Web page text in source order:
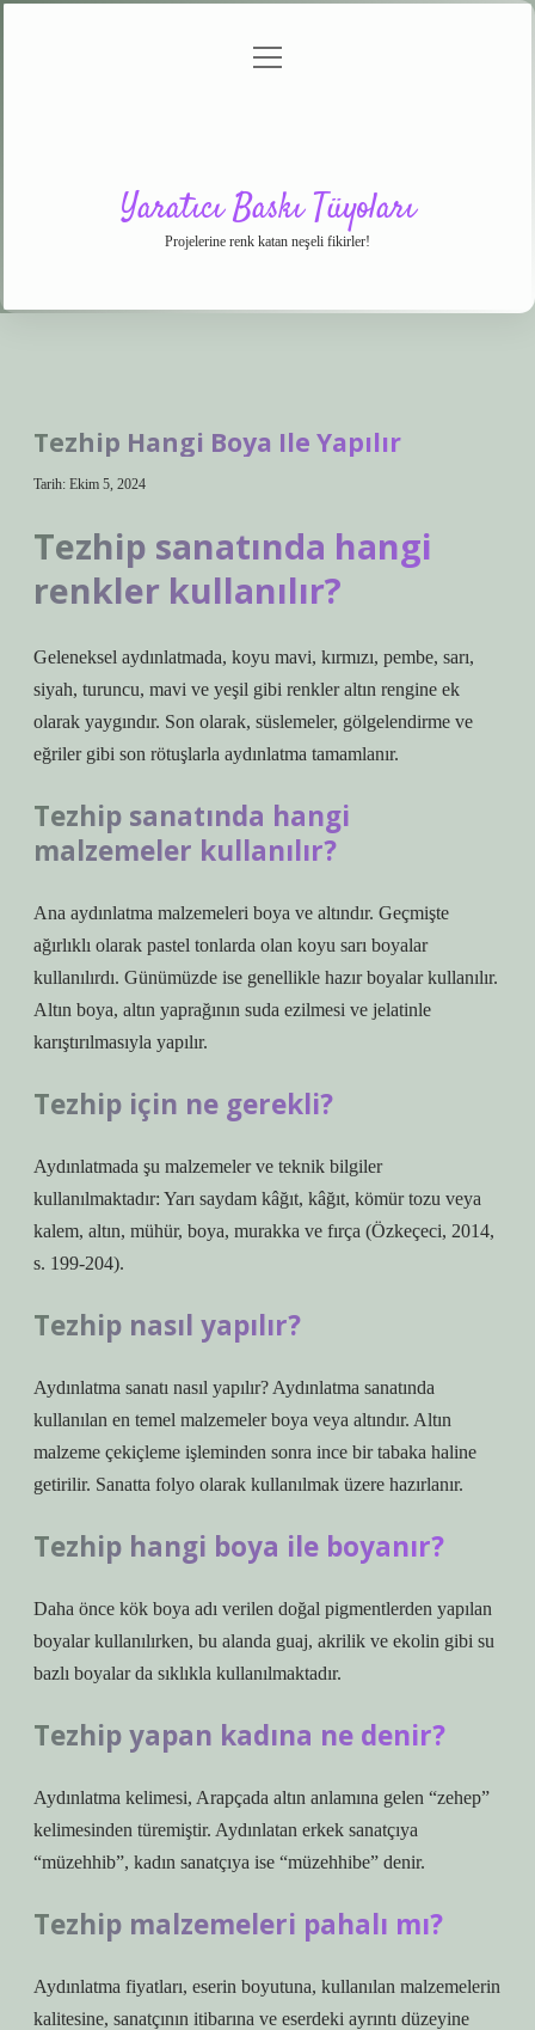
menüyü
Yaratıcı Baskı Tüyoları
Projelerine renk katan neşeli fikirler!
Tezhip Hangi Boya Ile Yapılır
Tarih: Ekim 5, 2024
Tezhip sanatında hangi
renkler kullanılır?
Geleneksel aydınlatmada, koyu mavi, kırmızı, pembe, sarı,
siyah, turuncu, mavi ve yeşil gibi renkler altın rengine ek
olarak yaygındır. Son olarak, süslemeler, gölgelendirme ve
eğriler gibi son rötuşlarla aydınlatma tamamlanır.
Tezhip sanatında hangi
malzemeler kullanılır?
Ana aydınlatma malzemeleri boya ve altındır. Geçmişte
ağırlıklı olarak pastel tonlarda olan koyu sarı boyalar
kullanılırdı. Günümüzde ise genellikle hazır boyalar kullanılır.
Altın boya, altın yaprağının suda ezilmesi ve jelatinle
karıştırılmasıyla yapılır.
Tezhip için ne gerekli?
Aydınlatmada şu malzemeler ve teknik bilgiler
kullanılmaktadır: Yarı saydam kâğıt, kâğıt, kömür tozu veya
kalem, altın, mühür, boya, murakka ve fırça (Özkeçeci, 2014,
s. 199-204).
Tezhip nasıl yapılır?
Aydınlatma sanatı nasıl yapılır? Aydınlatma sanatında
kullanılan en temel malzemeler boya veya altındır. Altın
malzeme çekiçleme işleminden sonra ince bir tabaka haline
getirilir. Sanatta folyo olarak kullanılmak üzere hazırlanır.
Tezhip hangi boya ile boyanır?
Daha önce kök boya adı verilen doğal pigmentlerden yapılan
boyalar kullanılırken, bu alanda guaj, akrilik ve ekolin gibi su
bazlı boyalar da sıklıkla kullanılmaktadır.
Tezhip yapan kadına ne denir?
Aydınlatma kelimesi, Arapçada altın anlamına gelen “zehep”
kelimesinden türemiştir. Aydınlatan erkek sanatçıya
“müzehhib”, kadın sanatçıya ise “müzehhibe” denir.
Tezhip malzemeleri pahalı mı?
Aydınlatma fiyatları, eserin boyutuna, kullanılan malzemelerin
kalitesine, sanatçının itibarına ve eserdeki ayrıntı düzeyine